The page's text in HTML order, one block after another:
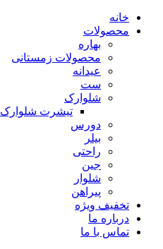
خانه
محصولات
بهاره
محصولات زمستانی
عیدانه
ست
شلوارک
تیشرت شلوارک
دورس
بیلر
راحتی
جین
شلوار
پیراهن
تخفیف ویژه
درباره ما
تماس با ما